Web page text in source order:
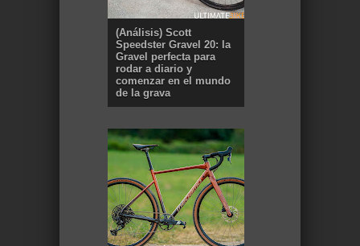
(Análisis) Scott
Speedster Gravel 20: la
Gravel perfecta para
rodar a diario y
comenzar en el mundo
de la grava